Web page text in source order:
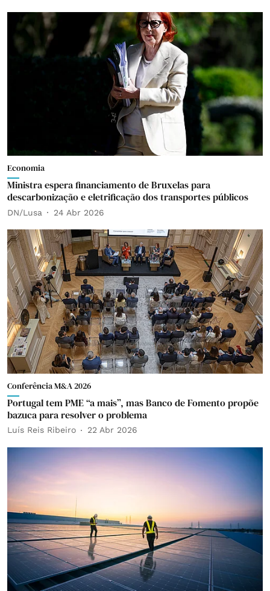
Economia
Ministra espera financiamento de Bruxelas para
descarbonização e eletrificação dos transportes públicos
DN/Lusa 24 Abr 2026
Conferência M&A 2026
Portugal tem PME “a mais”, mas Banco de Fomento propõe
bazuca para resolver o problema
Luís Reis Ribeiro 22 Abr 2026